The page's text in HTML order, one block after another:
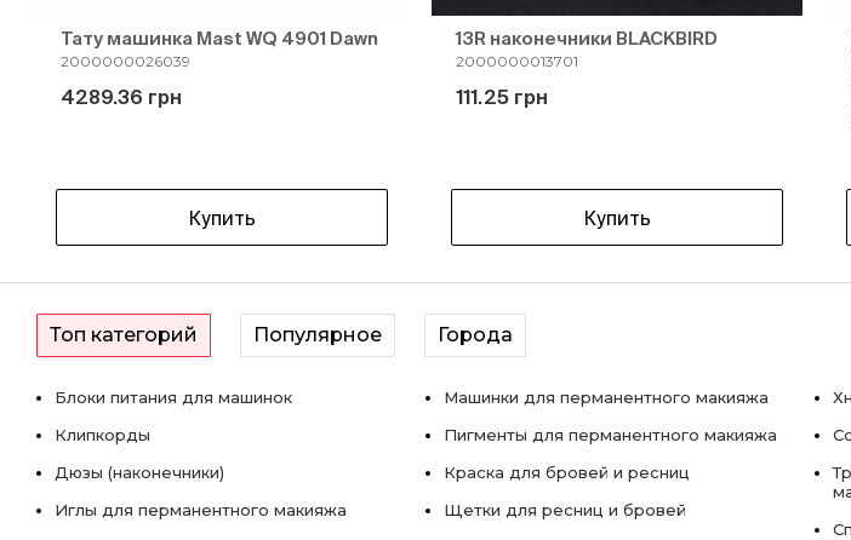
Тату машинка Mast WQ 4901 Dawn
2000000026039
4289.36 грн
Купить
13R наконечники BLACKBIRD
2000000013701
111.25 грн
Купить
Топ категорий Популярное Города
Блоки питания для машинок
Клипкорды
Дюзы (наконечники)
Иглы для перманентного макияжа
Машинки для перманентного макияжа
Пигменты для перманентного макияжа
Краска для бровей и ресниц
Щетки для ресниц и бровей